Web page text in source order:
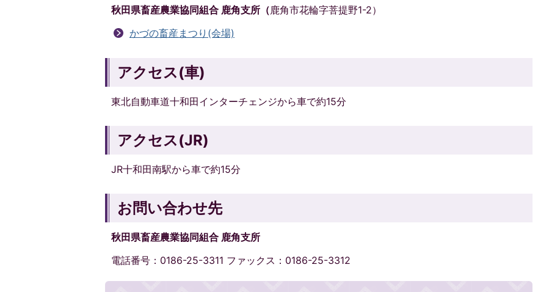
秋田県畜産農業協同組合 鹿角支所（鹿角市花輪字菩提野1-2）
かづの畜産まつり(会場)
アクセス(車)
東北自動車道十和田インターチェンジから車で約15分
アクセス(JR)
JR十和田南駅から車で約15分
お問い合わせ先
秋田県畜産農業協同組合 鹿角支所
電話番号：0186-25-3311 ファックス：0186-25-3312